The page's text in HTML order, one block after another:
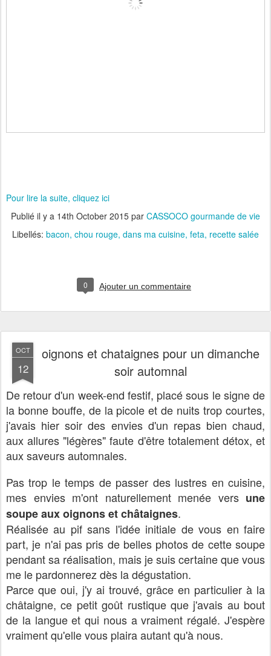
Pour lire la suite, cliquez ici
Publié il y a 14th October 2015 par CASSOCO gourmande de vie
Libellés: bacon chou rouge dans ma cuisine feta recette salée
0 Ajouter un commentaire
OCT
12
oignons et chataignes pour un dimanche
soir automnal
De retour d'un week-end festif, placé sous le signe de
la bonne bouffe, de la picole et de nuits trop courtes,
j'avais hier soir des envies d'un repas bien chaud,
aux allures "légères" faute d'être totalement détox, et
aux saveurs automnales.
Pas trop le temps de passer des lustres en cuisine,
mes envies m'ont naturellement menée vers une
soupe aux oignons et châtaignes.
Réalisée au pif sans l'idée initiale de vous en faire
part, je n'ai pas pris de belles photos de cette soupe
pendant sa réalisation, mais je suis certaine que vous
me le pardonnerez dès la dégustation.
Parce que oui, j'y ai trouvé, grâce en particulier à la
châtaigne, ce petit goût rustique que j'avais au bout
de la langue et qui nous a vraiment régalé. J'espère
vraiment qu'elle vous plaira autant qu'à nous.